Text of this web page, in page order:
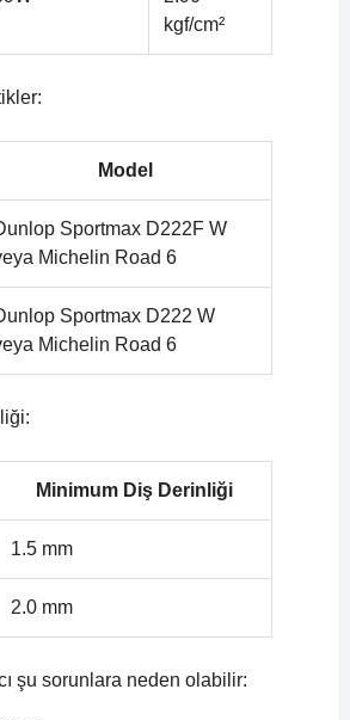
kgf/cm²
Model
Sportmax D222F W
Michelin Road 6
Sportmax D222 W
Michelin Road 6
Minimum Diş Derinliği
1.5 mm
2.0 mm
şu sorunlara neden olabilir: